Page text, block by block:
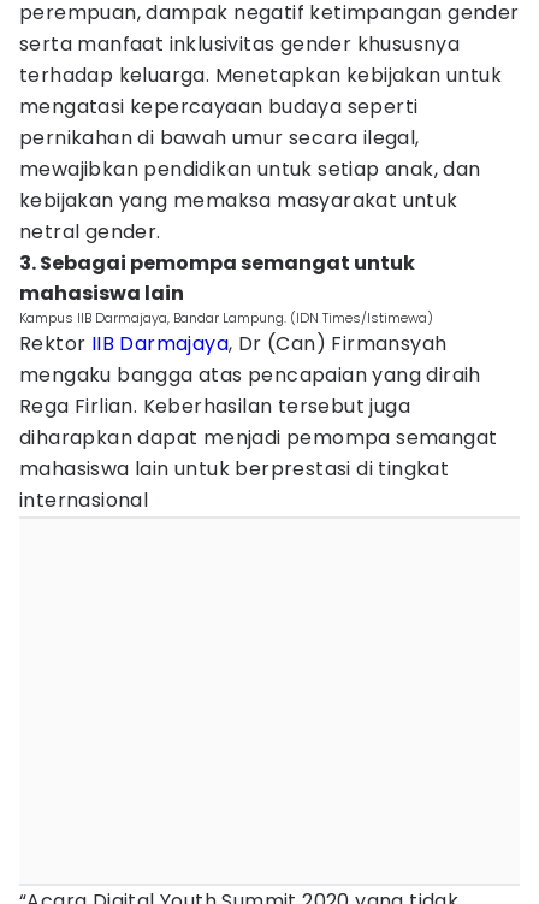
perempuan, dampak negatif ketimpangan gender
serta manfaat inklusivitas gender khususnya
terhadap keluarga. Menetapkan kebijakan untuk
mengatasi kepercayaan budaya seperti
pernikahan di bawah umur secara ilegal,
mewajibkan pendidikan untuk setiap anak, dan
kebijakan yang memaksa masyarakat untuk
netral gender.
3. Sebagai pemompa semangat untuk
mahasiswa lain
Kampus IIB Darmajaya, Bandar Lampung. (IDN Times/Istimewa)
Rektor IIB Darmajaya, Dr (Can) Firmansyah
mengaku bangga atas pencapaian yang diraih
Rega Firlian. Keberhasilan tersebut juga
diharapkan dapat menjadi pemompa semangat
mahasiswa lain untuk berprestasi di tingkat
internasional